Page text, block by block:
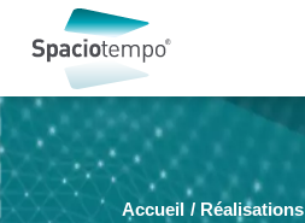
Accueil Réalisations
Panneau de gestion des cookies